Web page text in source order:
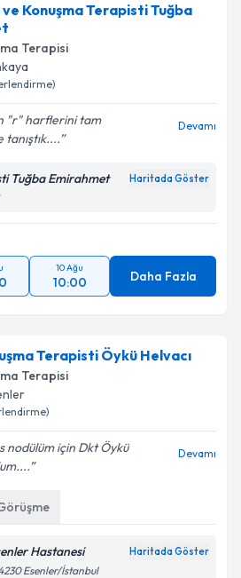
ve Konuşma Terapisti Tuğba
Terapisi
"r" harflerini tam
Devamı
Tuğba Emirahmet Haritada Göster
10 Ağu
10:00 Daha Fazla
Terapisti Öykü Helvacı
Terapisi
nodülüm için Dkt Öykü
Devamı
Hastanesi Haritada Göster
Esenler/İstanbul